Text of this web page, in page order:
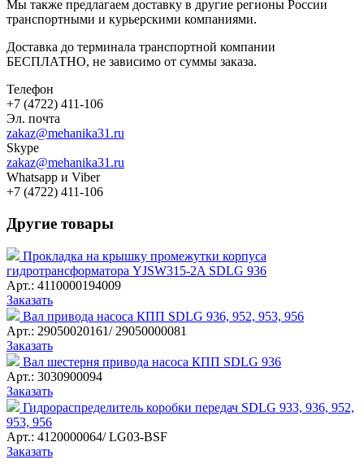
Мы также предлагаем доставку в другие регионы России
транспортными и курьерскими компаниями.
Доставка до терминала транспортной компании
БЕСПЛАТНО, не зависимо от суммы заказа.
Телефон
+7 (4722) 411-106
Эл. почта
zakaz@mehanika31.ru
Skype
zakaz@mehanika31.ru
Whatsapp и Viber
+7 (4722) 411-106
Другие товары
Прокладка на крышку промежутки корпуса
гидротрансформатора YJSW315-2A SDLG 936
Арт.: 4110000194009
Заказать
Вал привода насоса КПП SDLG 936, 952, 953, 956
Арт.: 29050020161/ 29050000081
Заказать
Вал шестерня привода насоса КПП SDLG 936
Арт.: 3030900094
Заказать
Гидрораспределитель коробки передач SDLG 933, 936, 952,
953, 956
Арт.: 4120000064/ LG03-BSF
Заказать